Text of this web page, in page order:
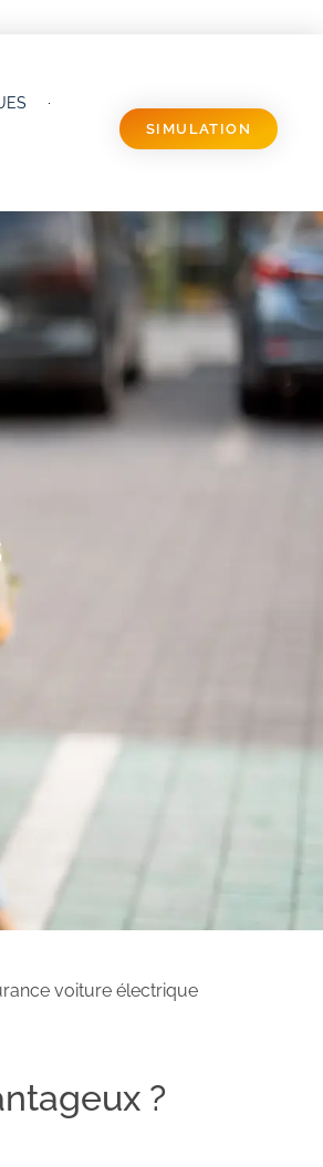
SIMULATION
voiture électrique
?